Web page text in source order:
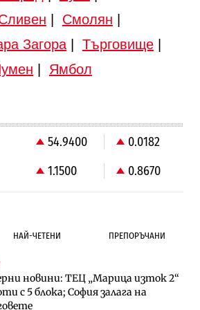
Смолян
Загора| Търговище|
Ямбол
54.9400
0.0182
1.1500 0.8670
НАЙ-ЧЕТЕНИ ПРЕПОРЪЧАНИ
новини: ТЕЦ „Марица изток 2“
с 5 блока; София залага на
община избра изпълнител за
на трамвайното
по бул. „Скобелев“
предлага над 150 устройства с
отстъпка през август